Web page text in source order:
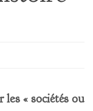
« sociétés ou